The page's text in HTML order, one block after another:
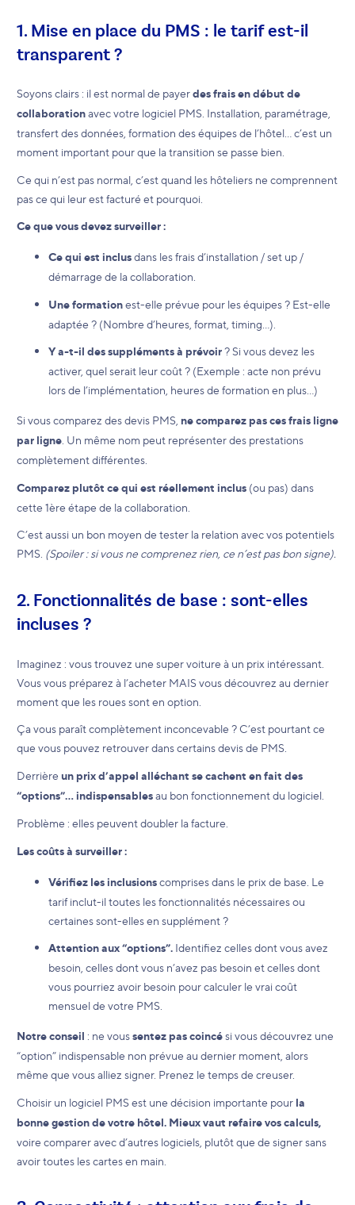
1. Mise en place du PMS : le tarif est-il
transparent ?
Soyons clairs : il est normal de payerdes frais en début de
collaborationavec votre logiciel PMS. Installation, paramétrage,
transfert des données, formation des équipes de l’hôtel… c’est un
moment important pour que la transition se passe bien.
Ce qui n’est pas normal, c’est quand les hôteliers ne comprennent
pas ce qui leur est facturé et pourquoi.
Ce que vous devez surveiller :
Ce qui est inclusdans les frais d’installation / set up /
démarrage de la collaboration.
Une formationest-elle prévue pour les équipes ? Est-elle
adaptée ? (Nombre d’heures, format, timing…).
Y a-t-il des suppléments à prévoir? Si vous devez les
activer, quel serait leur coût ? (Exemple : acte non prévu
lors de l’implémentation, heures de formation en plus…)
Si vous comparez des devis PMS, ne comparez pas ces frais ligne
par ligne . Un même nom peut représenter des prestations
complètement différentes.
Comparez plutôt ce qui est réellement inclus (ou pas) dans
cette 1ère étape de la collaboration.
C’est aussi un bon moyen de tester la relation avec vos potentiels
PMS. (Spoiler : si vous ne comprenez rien, ce n’est pas bon signe).
2. Fonctionnalités de base : sont-elles
incluses ?
Imaginez : vous trouvez une super voiture à un prix intéressant.
Vous vous préparez à l’acheter MAIS vous découvrez au dernier
moment que les roues sont en option.
Ça vous paraît complètement inconcevable ? C’est pourtant ce
que vous pouvez retrouver dans certains devis de PMS.
Derrière un prix d’appel alléchant se cachent en fait des
“options”... indispensablesau bon fonctionnement du logiciel.
Problème : elles peuvent doubler la facture.
Les coûts à surveiller :
Vérifiez les inclusionscomprises dans le prix de base. Le
tarif inclut-il toutes les fonctionnalités nécessaires ou
certaines sont-elles en supplément ?
Attention aux “options”. Identifiez celles dont vous avez
besoin, celles dont vous n’avez pas besoin et celles dont
vous pourriez avoir besoin pour calculer le vrai coût
mensuel de votre PMS.
Notre conseil : ne voussentez pas coincési vous découvrez une
“option” indispensable non prévue au dernier moment, alors
même que vous alliez signer. Prenez le temps de creuser.
Choisir un logiciel PMS est une décision importante pour la
bonne gestion de votre hôtel. Mieux vaut refaire vos calculs,
voire comparer avec d’autres logiciels, plutôt que de signer sans
avoir toutes les cartes en main.